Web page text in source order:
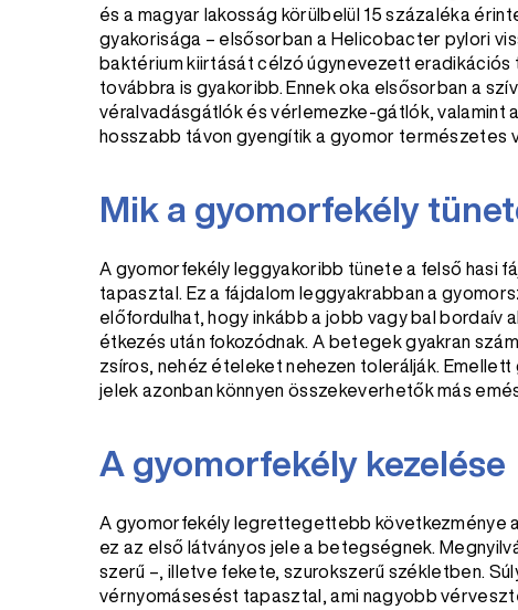
és a magyar lakosság körülbelül 15 százaléka
gyakorisága – elsősorban a Helicobacter pylori
baktérium kiirtását célzó úgynevezett
továbbra is gyakoribb. Ennek oka elsősorban a
véralvadásgátlók és vérlemezke-gátlók, valamint
hosszabb távon gyengítik a gyomor természetes
Mik a gyomorfekély
A gyomorfekély leggyakoribb tünete a felső hasi
tapasztal. Ez a fájdalom leggyakrabban a
előfordulhat, hogy inkább a jobb vagy bal bordaív
étkezés után fokozódnak. A betegek gyakran
zsíros, nehéz ételeket nehezen tolerálják. Emellett
jelek azonban könnyen összekeverhetők más
A gyomorfekély kezelése
A gyomorfekély legrettegettebb következménye
ez az első látványos jele a betegségnek.
szerű –, illetve fekete, szurokszerű székletben.
vérnyomásesést tapasztal, ami nagyobb